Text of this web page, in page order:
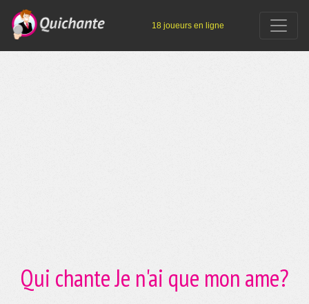
18 joueurs en ligne
Qui chante Je n'ai que mon ame?